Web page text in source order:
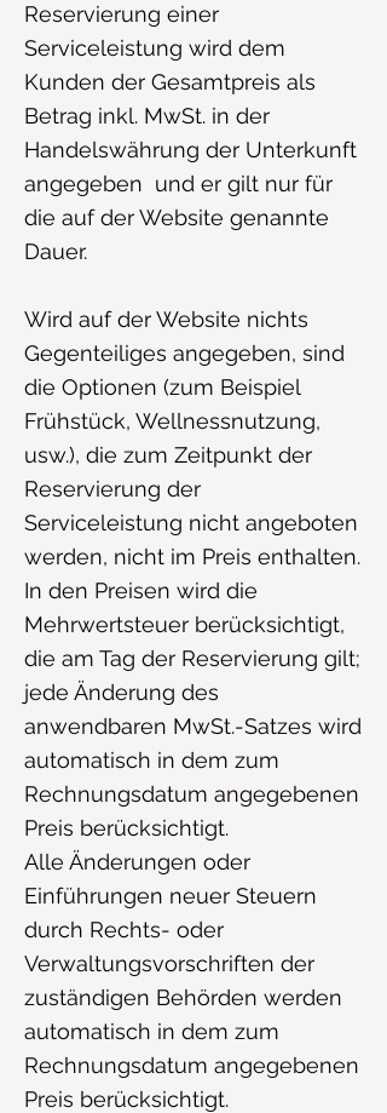
Reservierung einer
Serviceleistung wird dem
Kunden der Gesamtpreis als
Betrag inkl. MwSt. in der
Handelswährung der Unterkunft
angegeben und er gilt nur für
die auf der Website genannte
Dauer.
Wird auf der Website nichts
Gegenteiliges angegeben, sind
die Optionen (zum Beispiel
Frühstück, Wellnessnutzung,
usw.), die zum Zeitpunkt der
Reservierung der
Serviceleistung nicht angeboten
werden, nicht im Preis enthalten.
In den Preisen wird die
Mehrwertsteuer berücksichtigt,
die am Tag der Reservierung gilt;
jede Änderung des
anwendbaren MwSt.-Satzes wird
automatisch in dem zum
Rechnungsdatum angegebenen
Preis berücksichtigt.
Alle Änderungen oder
Einführungen neuer Steuern
durch Rechts- oder
Verwaltungsvorschriften der
zuständigen Behörden werden
automatisch in dem zum
Rechnungsdatum angegebenen
Preis berücksichtigt.